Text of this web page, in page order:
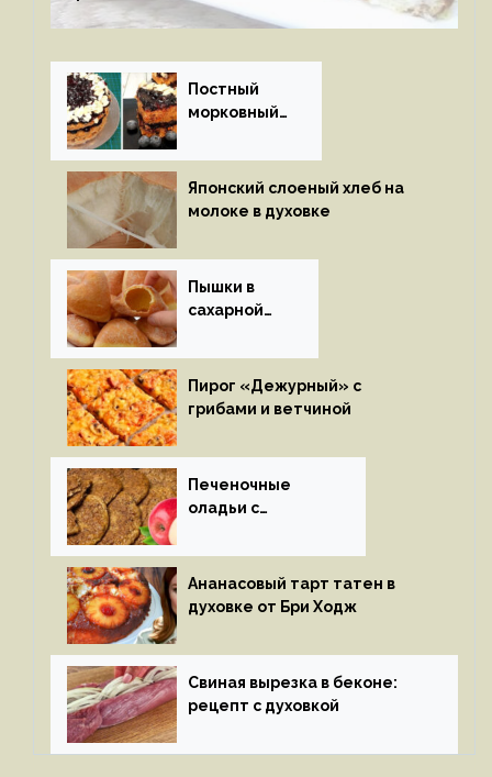
Постный
морковный
Японский слоеный хлеб на
молоке в духовке
Пышки в
сахарной
Пирог «Дежурный» с
грибами и ветчиной
Печеночные
оладьи с
Ананасовый тарт татен в
духовке от Бри Ходж
Свиная вырезка в беконе:
рецепт с духовкой